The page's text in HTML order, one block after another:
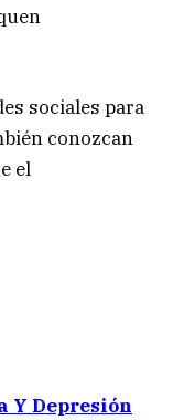
sociales para
conozcan
el
Y Depresión